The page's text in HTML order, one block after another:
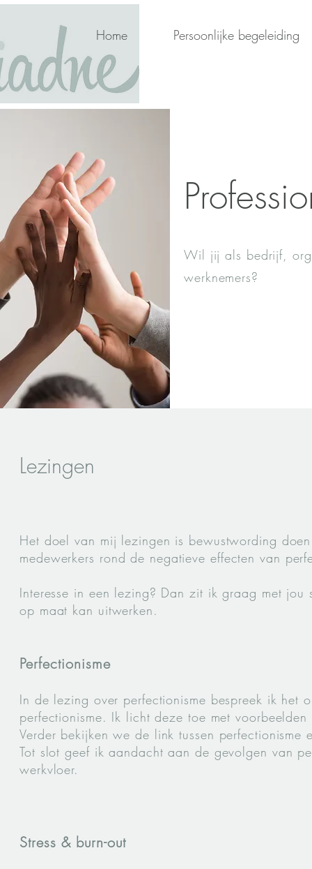
Home Persoonlijke begeleiding
Wil jij als bedrijf,
werknemers?
Lezingen
Het doel van mij lezingen is bewustwording
medewerkers rond de negatieve effecten van
Interesse in een lezing? Dan zit ik graag met
op maat kan uitwerken.
Perfectionisme
In de lezing over perfectionisme bespreek ik het
perfectionisme. Ik licht deze toe met
Verder bekijken we de link tussen
Tot slot geef ik aandacht aan de gevolgen van
werkvloer.
Stress & burn-out